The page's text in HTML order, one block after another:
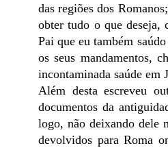
das regiões dos
obter tudo o que deseja,
Pai que eu também
os seus mandamentos,
incontaminada saúde em
Além desta escreveu
documentos da
logo, não deixando dele
devolvidos para Roma